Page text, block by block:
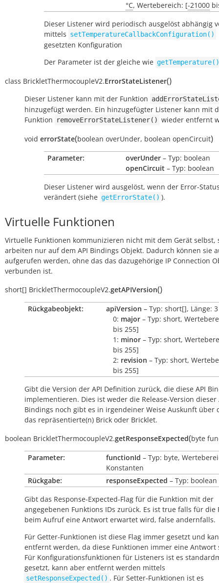
°C, Wertebereich: [-21000
Dieser Listener wird periodisch ausgelöst abhängig
mittels setTemperatureCallbackConfiguration()
gesetzten Konfiguration
Der Parameter ist der gleiche wie getTemperature()
class BrickletThermocoupleV2.ErrorStateListener()
Dieser Listener kann mit der Funktion
hinzugefügt werden. Ein hinzugefügter Listener kann mit
Funktion
removeErrorStateListener() wieder entfernt
void errorState(boolean overUnder, boolean openCircuit)
Parameter: overUnder – Typ: boolean
openCircuit – Typ: boolean
Dieser Listener wird ausgelöst, wenn der Error-
verändert (siehe getErrorState() ).
Virtuelle Funktionen
Virtuelle Funktionen kommunizieren nicht mit dem Gerät selbst,
arbeiten nur auf dem API Bindings Objekt. Dadurch können sie
aufgerufen werden, ohne das das dazugehörige IP Connection
verbunden ist.
short[] BrickletThermocoupleV2.getAPIVersion()
Rückgabeobjekt: apiVersion – Typ: short[], Länge: 3
0: major – Typ: short,
bis 255]
1: minor – Typ: short,
bis 255]
2: revision – Typ: short,
bis 255]
Gibt die Version der API Definition zurück, die diese API
implementieren. Dies ist weder die Release-Version dieser
Bindings noch gibt es in irgendeiner Weise Auskunft über
das repräsentierte(n) Brick oder Bricklet.
boolean BrickletThermocoupleV2.getResponseExpected(byte
Parameter: functionId – Typ: byte,
Konstanten
Rückgabe:
responseExpected – Typ: boolean
Gibt das Response-Expected-Flag für die Funktion mit der
angegebenen Funktions IDs zurück. Es ist true falls für die
beim Aufruf eine Antwort erwartet wird, false andernfalls.
Für Getter-Funktionen ist diese Flag immer gesetzt und
entfernt werden, da diese Funktionen immer eine Antwort
Für Konfigurationsfunktionen für Listeners ist es
gesetzt, kann aber entfernt werden mittels
setResponseExpected() . Für Setter-Funktionen ist es